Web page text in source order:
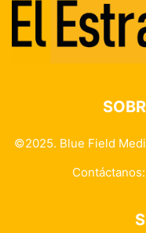
©2025. Blue Field
Contáctanos: